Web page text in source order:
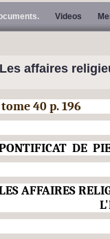
Videos
Les affaires
40 p. 196
DE
AFFAIRES